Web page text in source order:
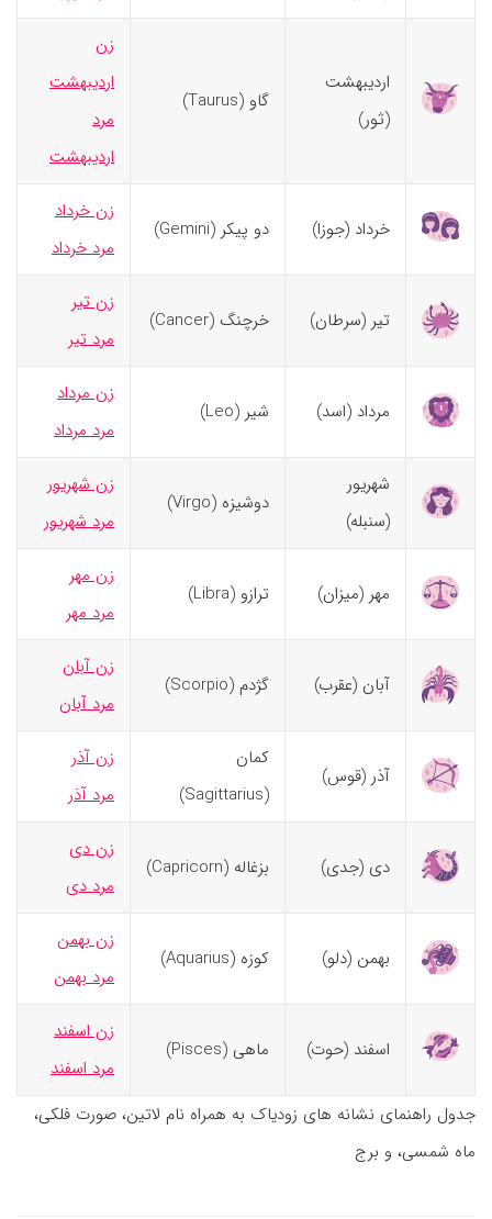
اردیبهشت
(ثور)
گاو (Taurus)
زن
اردیبهشت
مرد
اردیبهشت
خرداد (جوزا) دو پیکر (Gemini)
زن خرداد
مرد خرداد
تیر (سرطان) خرچنگ (Cancer)
زن تیر
مرد تیر
مرداد (اسد) شیر (Leo)
زن مرداد
مرد مرداد
شهریور
(سنبله)
دوشیزه (Virgo)
زن شهریور
مرد شهریور
مهر (میزان) ترازو (Libra)
زن مهر
مرد مهر
آبان (عقرب) گژدم (Scorpio)
زن آبان
مرد آبان
آذر (قوس)
کمان
(Sagittarius)
زن آذر
مرد آذر
دی (جدی) بزغاله (Capricorn)
زن دی
مرد دی
بهمن (دلو) کوزه (Aquarius)
زن بهمن
مرد بهمن
اسفند (حوت) ماهی (Pisces)
زن اسفند
مرد اسفند
جدول راهنمای نشانه های زودیاک به همراه نام لاتین، صورت فلکی،
ماه شمسی، و برج